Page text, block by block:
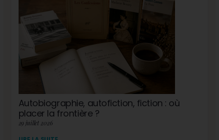
Autobiographie, autofiction, fiction : où
placer la frontière ?
29 juillet 2026